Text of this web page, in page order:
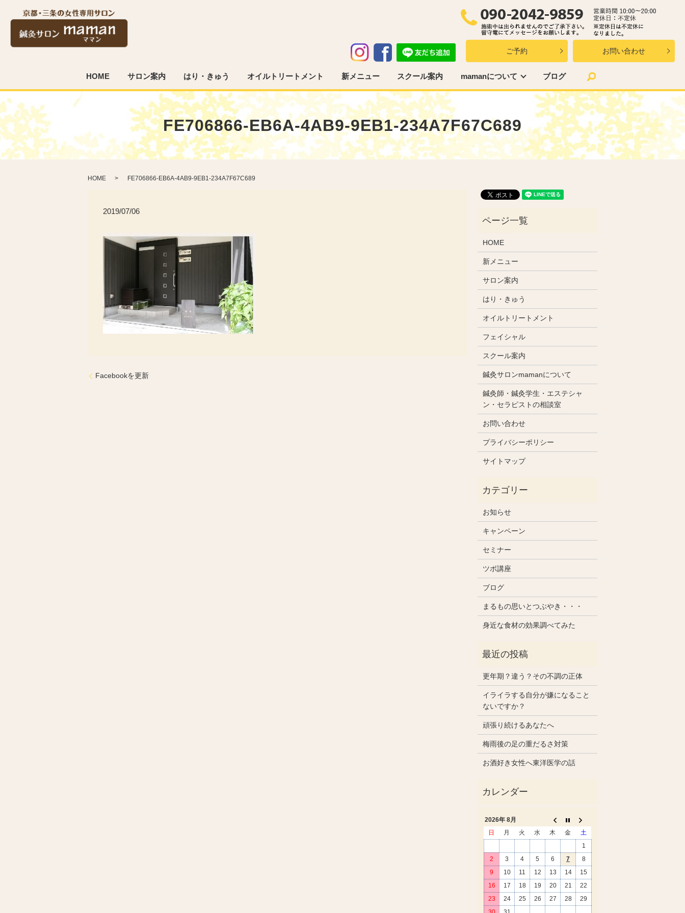
お問い合わせ
ご予約
HOME サロン案内 はり・きゅう オイルトリートメント 新メニュー スクール案内 mamanについて ブログ
FE706866-EB6A-4AB9-9EB1-234A7F67C689
HOME FE706866-EB6A-4AB9-9EB1-234A7F67C689
2019/07/06
Facebookを更新
HOME
新メニュー
サロン案内
はり・きゅう
オイルトリートメント
フェイシャル
スクール案内
鍼灸サロンmamanについて
鍼灸師・鍼灸学生・エステシャ
ン・セラピストの相談室
お問い合わせ
プライバシーポリシー
サイトマップ
お知らせ
キャンペーン
セミナー
ツボ講座
ブログ
まるもの思いとつぶやき・・・
身近な食材の効果調べてみた
更年期？違う？その不調の正体
イライラする自分が嫌になること
ないですか？
頑張り続けるあなたへ
梅雨後の足の重だるさ対策
お酒好き女性へ東洋医学の話
2026年 8月
日
月 火 水 木 金
土
1
2
3 4 5 6 7
8
9
10 11 12 13 14
15
16
17 18 19 20 21
22
23
24 25 26 27 28
29